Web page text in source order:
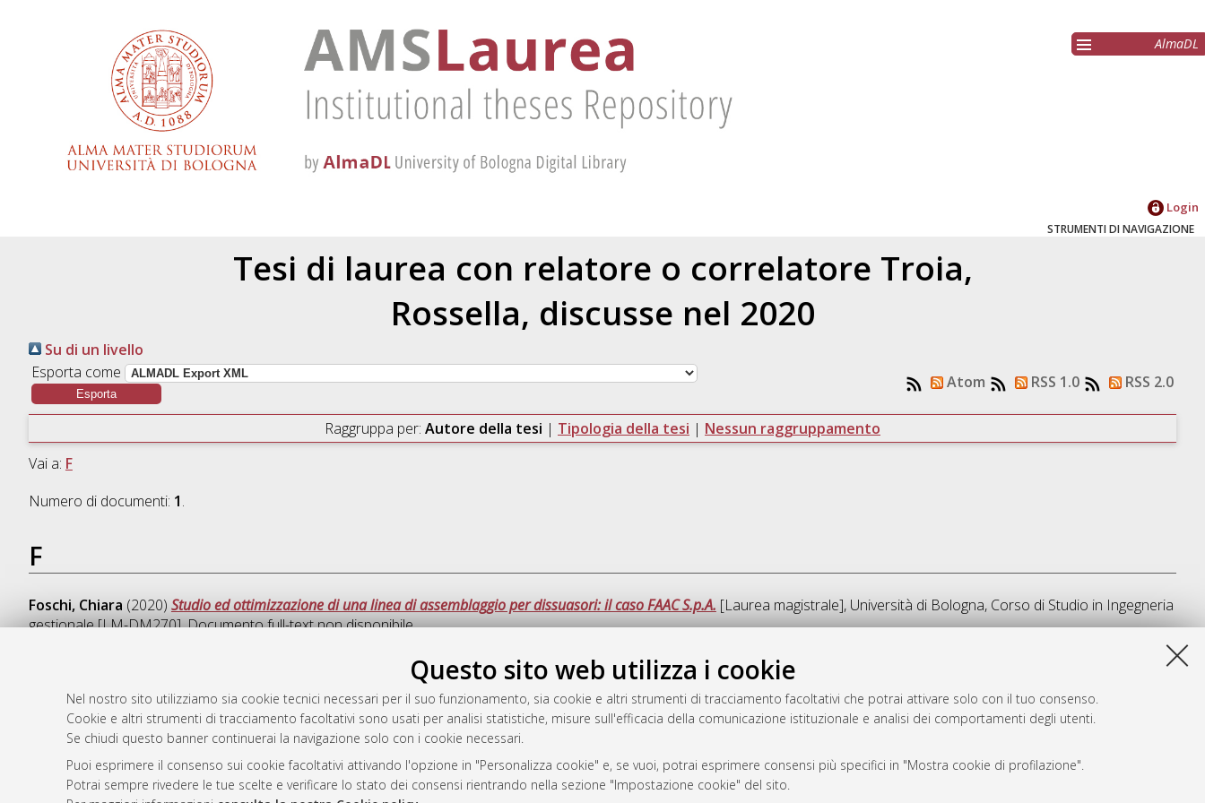
Questo sito web utilizza i cookie
Nel nostro sito utilizziamo sia cookie tecnici necessari per il suo funzionamento, sia cookie e altri strumenti di tracciamento facoltativi che potrai attivare solo con il tuo consenso.
Cookie e altri strumenti di tracciamento facoltativi sono usati per analisi statistiche, misure sull'efficacia della comunicazione istituzionale e analisi dei comportamenti degli utenti.
Se chiudi questo banner continuerai la navigazione solo con i cookie necessari.
Puoi esprimere il consenso sui cookie facoltativi attivando l'opzione in "Personalizza cookie" e, se vuoi, potrai esprimere consensi più specifici in "Mostra cookie di profilazione".
Potrai sempre rivedere le tue scelte e verificare lo stato dei consensi rientrando nella sezione "Impostazione cookie" del sito.
AlmaDL
Login
STRUMENTI DI NAVIGAZIONE
Tesi di laurea con relatore o correlatore Troia,
Rossella, discusse nel 2020
Su di un livello
Esporta come
Atom RSS 1.0 RSS 2.0
Raggruppa per: Autore della tesi | Tipologia della tesi | Nessun raggruppamento
Vai a: F
Numero di documenti: 1.
F
Foschi, Chiara (2020) Studio ed ottimizzazione di una linea di assemblaggio per dissuasori: il caso FAAC S.p.A. [Laurea magistrale], Università di Bologna, Corso di Studio in Ingegneria
gestionale [LM-DM270], Documento full-text non disponibile
Questa lista e' stata generata il Sat Aug 8 14:15:58 2026 CEST
Atom
Rss 2.0
AMS Laurea
Servizio implementato e gestito da
Impostazioni Cookie
Informativa sulla privacy